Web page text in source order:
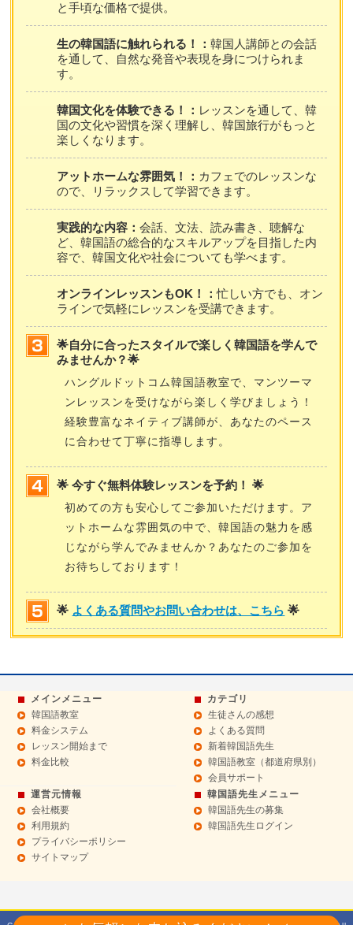
と手頃な価格で提供。
生の韓国語に触れられる！：韓国人講師との会話
を通して、自然な発音や表現を身につけられま
す。
韓国文化を体験できる！： レッスンを通して、韓
国の文化や習慣を深く理解し、韓国旅行がもっと
楽しくなります。
アットホームな雰囲気！： カフェでのレッスンな
ので、リラックスして学習できます。
実践的な内容：会話、文法、読み書き、聴解な
ど、韓国語の総合的なスキルアップを目指した内
容で、韓国文化や社会についても学べます。
オンラインレッスンもOK！：忙しい方でも、オン
ラインで気軽にレッスンを受講できます。
🌟自分に合ったスタイルで楽しく韓国語を学んで
みませんか？🌟
ハングルドットコム韓国語教室で、マンツーマ
ンレッスンを受けながら楽しく学びましょう！
経験豊富なネイティブ講師が、あなたのペース
に合わせて丁寧に指導します。
🌟 今すぐ無料体験レッスンを予約！ 🌟
初めての方も安心してご参加いただけます。ア
ットホームな雰囲気の中で、韓国語の魅力を感
じながら学んでみませんか？あなたのご参加を
お待ちしております！
🌟 よくある質問やお問い合わせは、こちら 🌟
メインメニュー
韓国語教室
料金システム
レッスン開始まで
料金比較
カテゴリ
生徒さんの感想
よくある質問
新着韓国語先生
韓国語教室（都道府県別）
会員サポート
運営元情報
会社概要
利用規約
プライバシーポリシー
サイトマップ
韓国語先生メニュー
韓国語先生の募集
韓国語先生ログイン